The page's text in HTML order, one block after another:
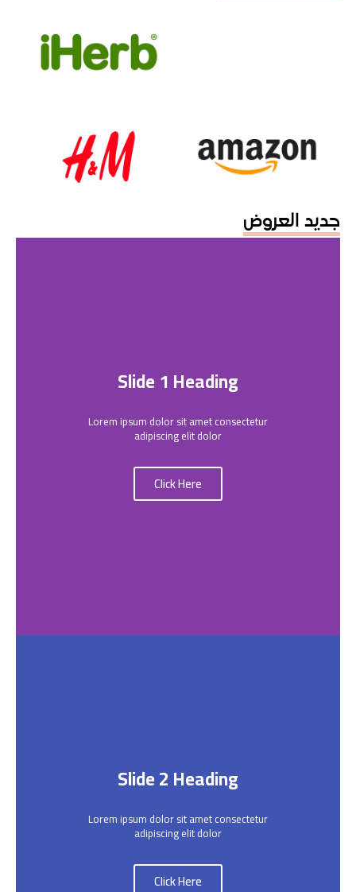
جديد العروض
Slide 1 Heading
Lorem ipsum dolor sit amet consectetur
adipiscing elit dolor
Click Here
Slide 2 Heading
Lorem ipsum dolor sit amet consectetur
adipiscing elit dolor
Click Here